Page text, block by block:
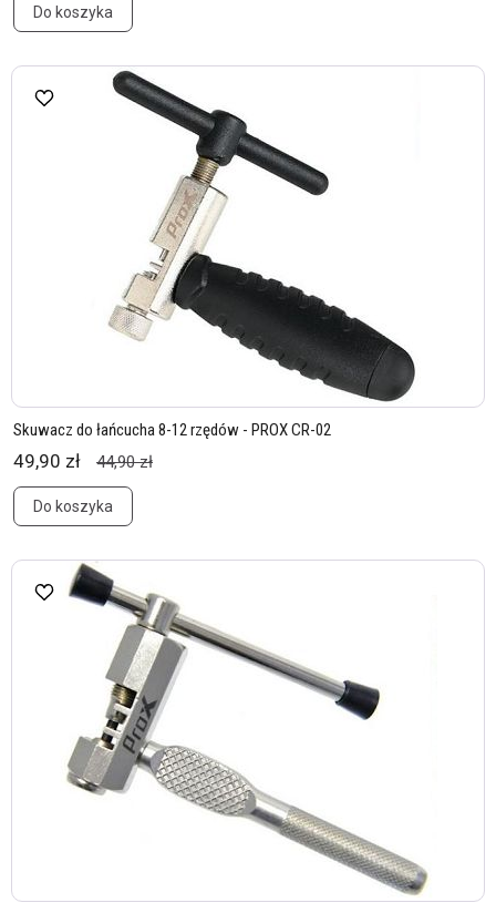
Do koszyka
Skuwacz do łańcucha 8-12 rzędów - PROX CR-02
49,90 zł 44,90 zł
Do koszyka